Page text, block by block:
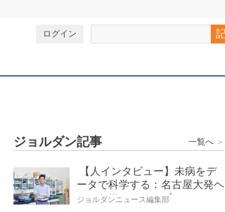
ログイン
ジョルダン記事 一覧へ ＞
【人インタビュー】未病をデ
ータで科学する：名古屋大発ヘ
ルスケアシステムズの…
ジョルダンニュース編集部